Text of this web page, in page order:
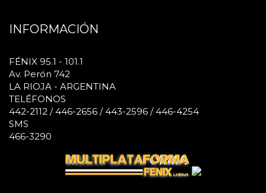
INFORMACIÓN
FÉNIX 95.1 - 101.1
Av. Perón 742
LA RIOJA - ARGENTINA
TELÉFONOS
442-2112 / 446-2656 / 443-2596 / 446-4254
SMS
466-3290